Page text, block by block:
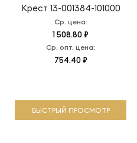
Крест 13-001384-101000
Ср. цена:
1 508.80 ₽
Ср. опт. цена:
754.40 ₽
БЫСТРЫЙ ПРОСМОТР